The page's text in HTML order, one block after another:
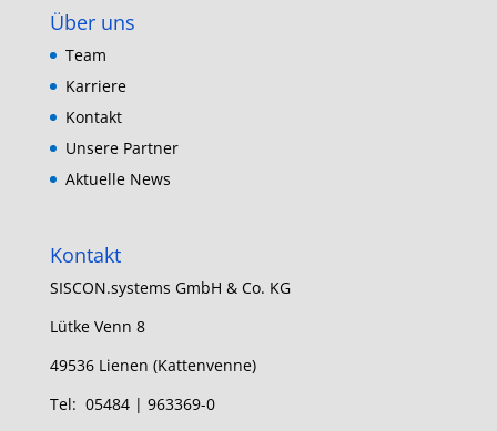
Über uns
Team
Karriere
Kontakt
Unsere Partner
Aktuelle News
Kontakt
SISCON.systems GmbH & Co. KG
Lütke Venn 8
49536 Lienen (Kattenvenne)
Tel: 05484 | 963369-0